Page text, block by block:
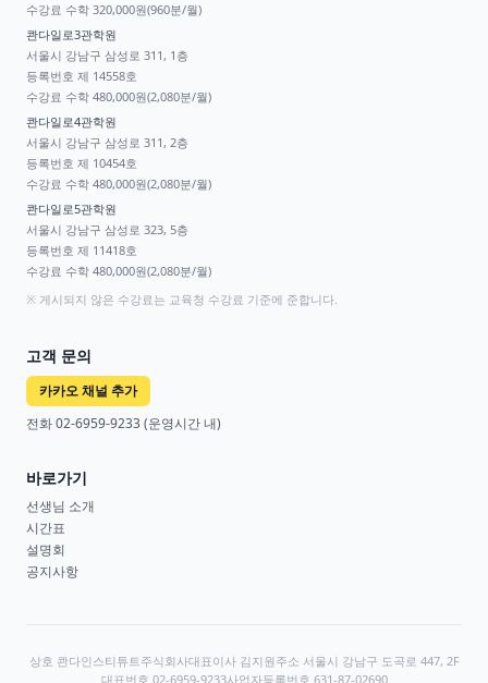
수강료 수학 320,000원(960분/월)
콴다일로3관학원
서울시 강남구 삼성로 311, 1층
등록번호 제 14558호
수강료 수학 480,000원(2,080분/월)
콴다일로4관학원
서울시 강남구 삼성로 311, 2층
등록번호 제 10454호
수강료 수학 480,000원(2,080분/월)
콴다일로5관학원
서울시 강남구 삼성로 323, 5층
등록번호 제 11418호
수강료 수학 480,000원(2,080분/월)
※ 게시되지 않은 수강료는 교육청 수강료 기준에 준합니다.
고객 문의
카카오 채널 추가
전화02-6959-9233(운영시간 내)
바로가기
선생님 소개
시간표
설명회
공지사항
상호 콴다인스티튜트주식회사대표이사 김지원주소 서울시 강남구 도곡로 447, 2F
대표번호 02-6959-9233사업자등록번호 631-87-02690